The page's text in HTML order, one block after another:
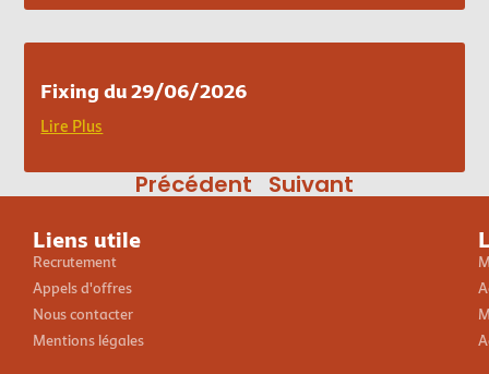
Fixing du 29/06/2026
Lire Plus
Précédent Suivant
Liens utile
Recrutement
Appels d'offres
Nous contacter
Mentions légales